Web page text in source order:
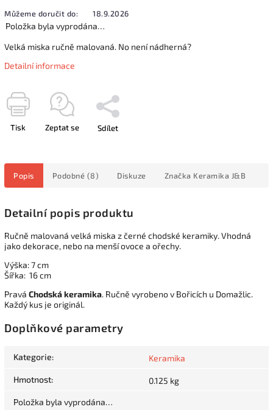
Můžeme doručit do: 18.9.2026
Položka byla vyprodána…
Velká miska ručně malovaná. No není nádherná?
Detailní informace
Tisk Zeptat se Sdílet
Popis Podobné (8) Diskuze Značka Keramika J&B
Detailní popis produktu
Ručně malovaná velká miska z černé chodské keramiky. Vhodná
jako dekorace, nebo na menší ovoce a ořechy.
Výška: 7 cm
Šířka: 16 cm
Pravá Chodská keramika. Ručně vyrobeno v Bořicích u Domažlic.
Každý kus je originál.
Doplňkové parametry
Kategorie: Keramika
Hmotnost: 0.125 kg
Položka byla vyprodána…